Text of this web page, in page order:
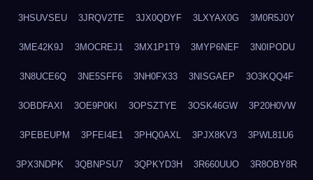
3HSUVSEU 3JRQV2TE 3JX0QDYF 3LXYAX0G 3M0R5J0Y
3ME42K9J 3MOCREJ1 3MX1P1T9 3MYP6NEF 3N0IPODU
3N8UCE6Q 3NE5SFF6 3NH0FX33 3NISGAEP 3O3KQQ4F
3OBDFAXI 3OE9P0KI 3OPSZTYE 3OSK46GW 3P20H0VW
3PEBEUPM 3PFEI4E1 3PHQ0AXL 3PJX8KV3 3PWL81U6
3PX3NDPK 3QBNPSU7 3QPKYD3H 3R660UUO 3R8OBY8R